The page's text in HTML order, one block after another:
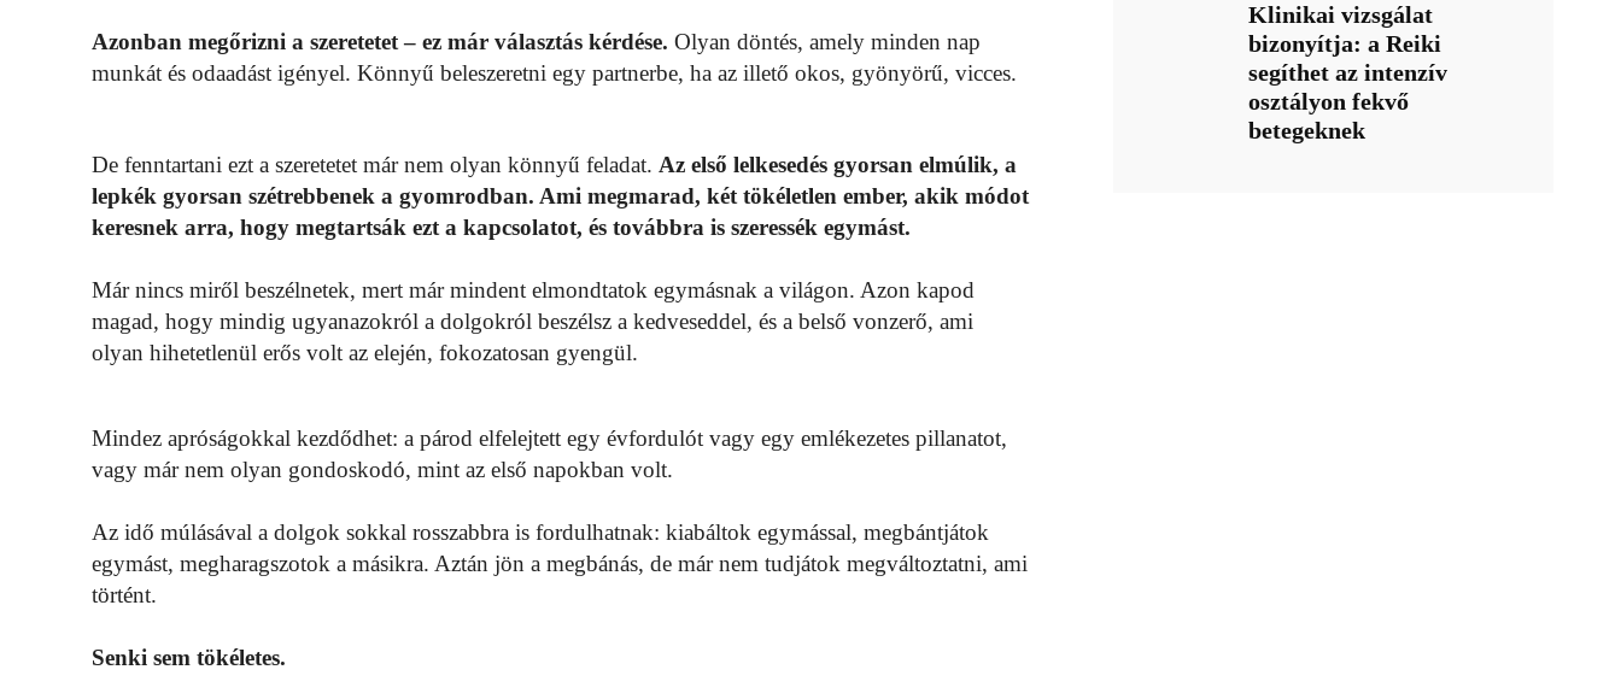
Azonban megőrizni a szeretetet – ez már választás kérdése. Olyan döntés, amely minden nap
munkát és odaadást igényel. Könnyű beleszeretni egy partnerbe, ha az illető okos, gyönyörű, vicces.
De fenntartani ezt a szeretetet már nem olyan könnyű feladat. Az első lelkesedés gyorsan elmúlik, a
lepkék gyorsan szétrebbenek a gyomrodban. Ami megmarad, két tökéletlen ember, akik módot
keresnek arra, hogy megtartsák ezt a kapcsolatot, és továbbra is szeressék egymást.
Már nincs miről beszélnetek, mert már mindent elmondtatok egymásnak a világon. Azon kapod
magad, hogy mindig ugyanazokról a dolgokról beszélsz a kedveseddel, és a belső vonzerő, ami
olyan hihetetlenül erős volt az elején, fokozatosan gyengül.
Mindez apróságokkal kezdődhet: a párod elfelejtett egy évfordulót vagy egy emlékezetes pillanatot,
vagy már nem olyan gondoskodó, mint az első napokban volt.
Az idő múlásával a dolgok sokkal rosszabbra is fordulhatnak: kiabáltok egymással, megbántjátok
egymást, megharagszotok a másikra. Aztán jön a megbánás, de már nem tudjátok megváltoztatni, ami
történt.
Senki sem tökéletes.
Klinikai vizsgálat
bizonyítja: a Reiki
segíthet az intenzív
osztályon fekvő
betegeknek